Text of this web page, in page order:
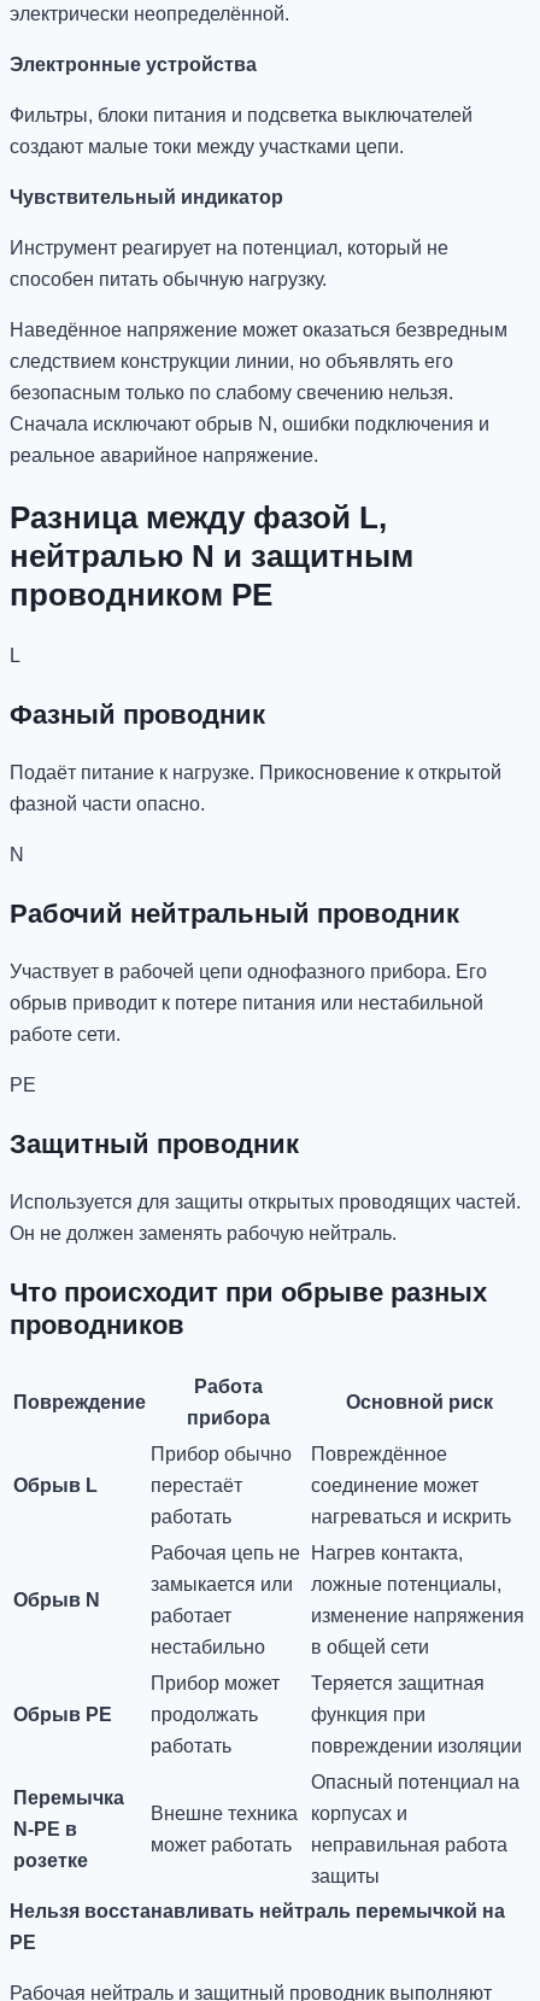
электрически неопределённой.
Электронные устройства
Фильтры, блоки питания и подсветка выключателей
создают малые токи между участками цепи.
Чувствительный индикатор
Инструмент реагирует на потенциал, который не
способен питать обычную нагрузку.
Наведённое напряжение может оказаться безвредным
следствием конструкции линии, но объявлять его
безопасным только по слабому свечению нельзя.
Сначала исключают обрыв N, ошибки подключения и
реальное аварийное напряжение.
Разница между фазой L,
нейтралью N и защитным
проводником PE
L
Фазный проводник
Подаёт питание к нагрузке. Прикосновение к открытой
фазной части опасно.
N
Рабочий нейтральный проводник
Участвует в рабочей цепи однофазного прибора. Его
обрыв приводит к потере питания или нестабильной
работе сети.
PE
Защитный проводник
Используется для защиты открытых проводящих частей.
Он не должен заменять рабочую нейтраль.
Что происходит при обрыве разных
проводников
Повреждение
Работа
прибора
Основной риск
Обрыв L
Прибор обычно
перестаёт
работать
Повреждённое
соединение может
нагреваться и искрить
Обрыв N
Рабочая цепь не
замыкается или
работает
нестабильно
Нагрев контакта,
ложные потенциалы,
изменение напряжения
в общей сети
Обрыв PE
Прибор может
продолжать
работать
Теряется защитная
функция при
повреждении изоляции
Перемычка
N-PE в
розетке
Внешне техника
может работать
Опасный потенциал на
корпусах и
неправильная работа
защиты
Нельзя восстанавливать нейтраль перемычкой на
PE
Рабочая нейтраль и защитный проводник выполняют